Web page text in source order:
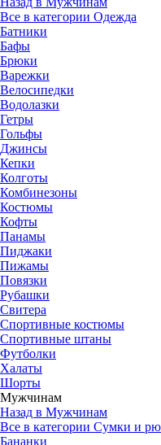
Все в категории Одежда
Батники
Бафы
Брюки
Варежки
Велосипедки
Водолазки
Гетры
Гольфы
Джинсы
Кепки
Колготы
Комбинезоны
Костюмы
Кофты
Панамы
Пиджаки
Пижамы
Повязки
Рубашки
Свитера
Спортивные костюмы
Спортивные штаны
Футболки
Халаты
Шорты
Мужчинам
Назад в Мужчинам
Все в категории Сумки и
Бананки